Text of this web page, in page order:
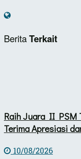
BeritaTerkait
Raih Juara II PSM
Terima Apresiasi
10/08/2026